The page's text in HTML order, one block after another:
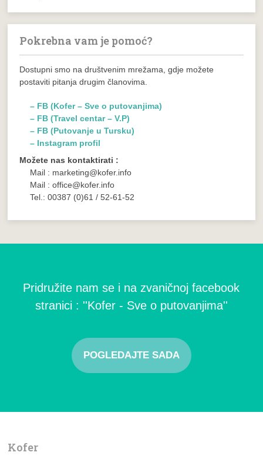
Pokrebna vam je pomoć?
Dostupni smo na društvenim mrežama, gdje možete
postaviti pitanja drugim članovima.
– FB (Kofer – Sve o putovanjima)
– FB (Travel centar – V.P)
– FB (Putovanje u Tursku)
– Instagram profil
Možete nas kontaktirati :
Mail : marketing@kofer.info
Mail : office@kofer.info
Tel.: 00387 (0)61 / 52-61-52
Pridružite nam se i na zvaničnoj facebook
stranici : ''Kofer - Sve o putovanjima''
POGLEDAJTE SADA
Kofer